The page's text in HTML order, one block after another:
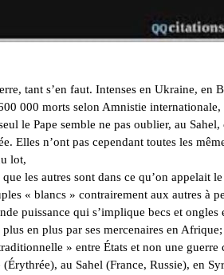
tant s’en faut. Intenses en Ukraine, en
000 morts selon Amnistie internationale,
le Pape semble ne pas oublier, au
Elles n’ont pas cependant toutes les
lot,
les autres sont dans ce qu’on appelait
« blancs » contrairement aux autres à
puissance qui s’implique becs et
en plus par ses mercenaires en Afrique;
» entre États et non une
au Sahel (France, Russie), en